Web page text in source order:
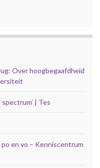
Over hoogbegaafdheid
| Tes
en vo – Kenniscentrum